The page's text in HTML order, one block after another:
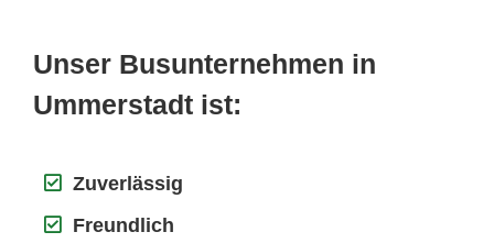
Unser Busunternehmen in
Ummerstadt ist:
Zuverlässig
Freundlich